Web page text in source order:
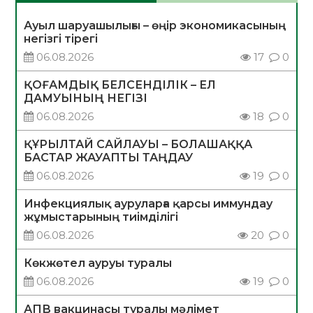
Ауыл шаруашылығы – өңір экономикасының
негізгі тірегі
06.08.2026
17 0
ҚОҒАМДЫҚ БЕЛСЕНДІЛІК – ЕЛ
ДАМУЫНЫҢ НЕГІЗІ
06.08.2026
18 0
ҚҰРЫЛТАЙ САЙЛАУЫ – БОЛАШАҚҚА
БАСТАР ЖАУАПТЫ ТАҢДАУ
06.08.2026
19 0
Инфекциялық ауруларға қарсы иммундау
жұмыстарының тиімділігі
06.08.2026
20 0
Көкжөтел ауруы туралы
06.08.2026
19 0
АПВ вакцинасы туралы мәлімет